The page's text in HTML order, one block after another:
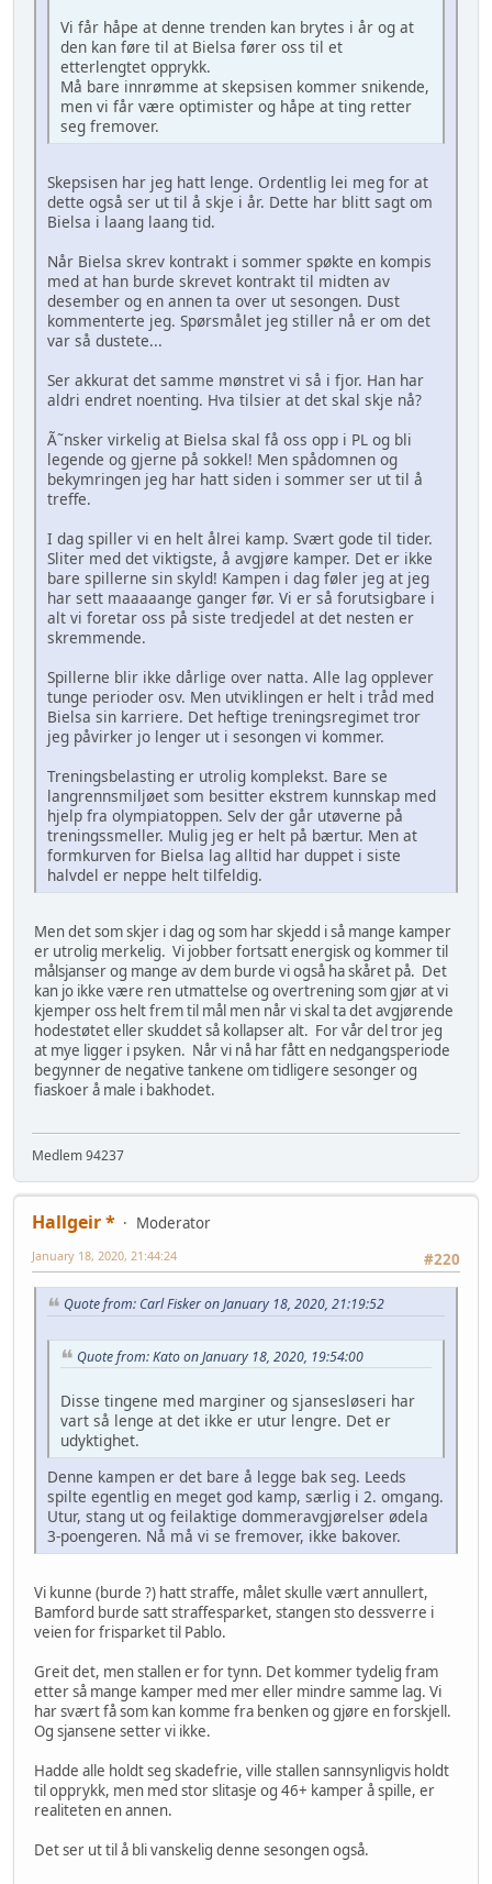
Vi får håpe at denne trenden kan brytes i år og at
den kan føre til at Bielsa fører oss til et
etterlengtet opprykk.
Må bare innrømme at skepsisen kommer snikende,
men vi får være optimister og håpe at ting retter
seg fremover.
Skepsisen har jeg hatt lenge. Ordentlig lei meg for at
dette også ser ut til å skje i år. Dette har blitt sagt om
Bielsa i laang laang tid.
Når Bielsa skrev kontrakt i sommer spøkte en kompis
med at han burde skrevet kontrakt til midten av
desember og en annen ta over ut sesongen. Dust
kommenterte jeg. Spørsmålet jeg stiller nå er om det
var så dustete...
Ser akkurat det samme mønstret vi så i fjor. Han har
aldri endret noenting. Hva tilsier at det skal skje nå?
Ã˜nsker virkelig at Bielsa skal få oss opp i PL og bli
legende og gjerne på sokkel! Men spådomnen og
bekymringen jeg har hatt siden i sommer ser ut til å
treffe.
I dag spiller vi en helt ålrei kamp. Svært gode til tider.
Sliter med det viktigste, å avgjøre kamper. Det er ikke
bare spillerne sin skyld! Kampen i dag føler jeg at jeg
har sett maaaaange ganger før. Vi er så forutsigbare i
alt vi foretar oss på siste tredjedel at det nesten er
skremmende.
Spillerne blir ikke dårlige over natta. Alle lag opplever
tunge perioder osv. Men utviklingen er helt i tråd med
Bielsa sin karriere. Det heftige treningsregimet tror
jeg påvirker jo lenger ut i sesongen vi kommer.
Treningsbelasting er utrolig komplekst. Bare se
langrennsmiljøet som besitter ekstrem kunnskap med
hjelp fra olympiatoppen. Selv der går utøverne på
treningssmeller. Mulig jeg er helt på bærtur. Men at
formkurven for Bielsa lag alltid har duppet i siste
halvdel er neppe helt tilfeldig.
Men det som skjer i dag og som har skjedd i så mange kamper
er utrolig merkelig. Vi jobber fortsatt energisk og kommer til
målsjanser og mange av dem burde vi også ha skåret på. Det
kan jo ikke være ren utmattelse og overtrening som gjør at vi
kjemper oss helt frem til mål men når vi skal ta det avgjørende
hodestøtet eller skuddet så kollapser alt. For vår del tror jeg
at mye ligger i psyken. Når vi nå har fått en nedgangsperiode
begynner de negative tankene om tidligere sesonger og
fiaskoer å male i bakhodet.
Medlem 94237
Hallgeir *
Moderator
#220
January 18, 2020, 21:44:24
Quote from: Carl Fisker on January 18, 2020, 21:19:52
Quote from: Kato on January 18, 2020, 19:54:00
Disse tingene med marginer og sjansesløseri har
vart så lenge at det ikke er utur lengre. Det er
udyktighet.
Denne kampen er det bare å legge bak seg. Leeds
spilte egentlig en meget god kamp, særlig i 2. omgang.
Utur, stang ut og feilaktige dommeravgjørelser ødela
3-poengeren. Nå må vi se fremover, ikke bakover.
Vi kunne (burde ?) hatt straffe, målet skulle vært annullert,
Bamford burde satt straffesparket, stangen sto dessverre i
veien for frisparket til Pablo.
Greit det, men stallen er for tynn. Det kommer tydelig fram
etter så mange kamper med mer eller mindre samme lag. Vi
har svært få som kan komme fra benken og gjøre en forskjell.
Og sjansene setter vi ikke.
Hadde alle holdt seg skadefrie, ville stallen sannsynligvis holdt
til opprykk, men med stor slitasje og 46+ kamper å spille, er
realiteten en annen.
Det ser ut til å bli vanskelig denne sesongen også.